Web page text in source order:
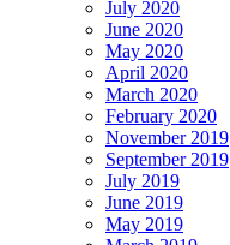
July 2020
June 2020
May 2020
April 2020
March 2020
February 2020
November 2019
September 2019
July 2019
June 2019
May 2019